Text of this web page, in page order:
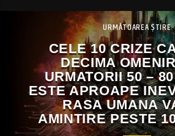
URMĂTOAREA ȘTIRE
CELE 10 CRIZE
DECIMA
URMATORII 50 –
ESTE APROAPE
RASA UMANA
AMINTIRE PESTE